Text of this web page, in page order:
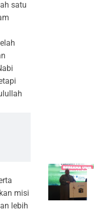
satu
misi
lebih